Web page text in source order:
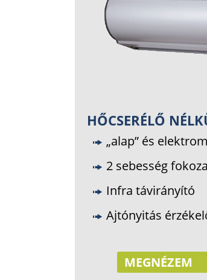
HŐCSERÉLŐ
„alap” és
2 sebesség
Infra távirányító
Ajtónyitás
MEGNÉZEM